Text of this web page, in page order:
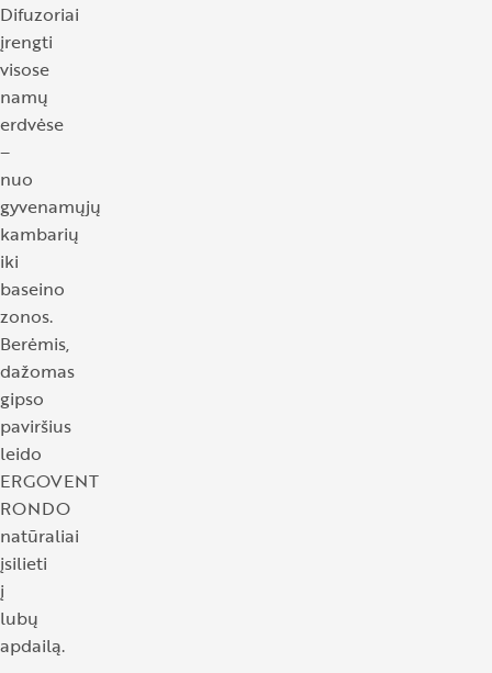
Difuzoriai
įrengti
visose
namų
erdvėse
–
nuo
gyvenamųjų
kambarių
iki
baseino
zonos.
Berėmis,
dažomas
gipso
paviršius
leido
ERGOVENT
RONDO
natūraliai
įsilieti
į
lubų
apdailą.